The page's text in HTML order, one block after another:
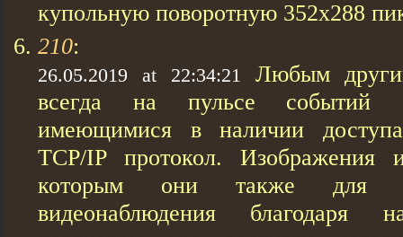
купольную поворотную 352х288
210:
26.05.2019 at 22:34:21
Любым
всегда на пульсе событий
имеющимися в наличии
TCP/IP протокол. Изображения
которым они также для
видеонаблюдения благодаря